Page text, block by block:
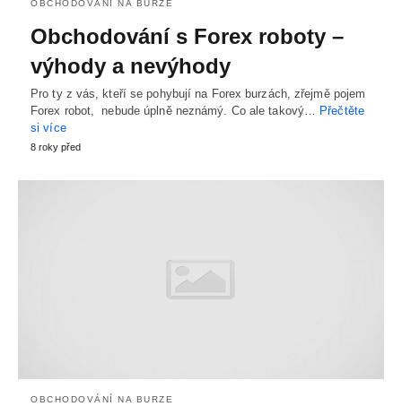
OBCHODOVÁNÍ NA BURZE
Obchodování s Forex roboty –
výhody a nevýhody
Pro ty z vás, kteří se pohybují na Forex burzách, zřejmě pojem
Forex robot, nebude úplně neznámý. Co ale takový… Přečtěte
si více
8 roky před
OBCHODOVÁNÍ NA BURZE